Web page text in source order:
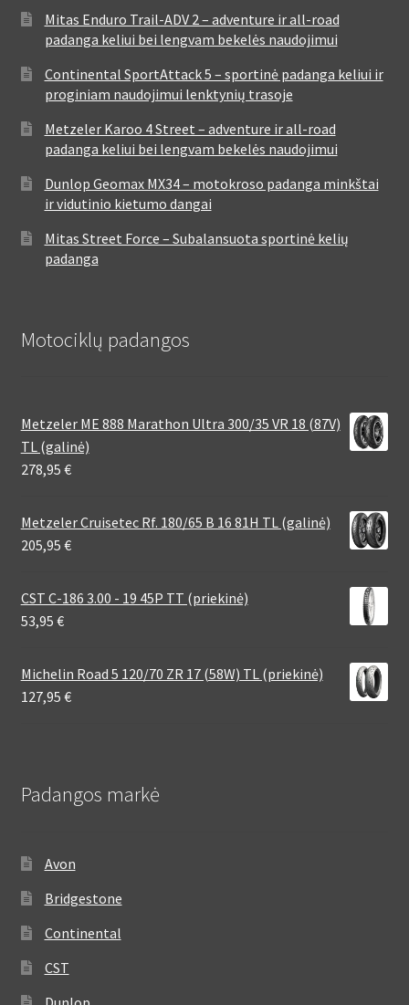
Mitas Enduro Trail-ADV 2 – adventure ir all-road
padanga keliui bei lengvam bekelės naudojimui
Continental SportAttack 5 – sportinė padanga keliui ir
proginiam naudojimui lenktynių trasoje
Metzeler Karoo 4 Street – adventure ir all-road
padanga keliui bei lengvam bekelės naudojimui
Dunlop Geomax MX34 – motokroso padanga minkštai
ir vidutinio kietumo dangai
Mitas Street Force – Subalansuota sportinė kelių
padanga
Motociklų padangos
Metzeler ME 888 Marathon Ultra 300/35 VR 18 (87V)
TL (galinė)
278,95 €
Metzeler Cruisetec Rf. 180/65 B 16 81H TL (galinė)
205,95 €
CST C-186 3.00 - 19 45P TT (priekinė)
53,95 €
Michelin Road 5 120/70 ZR 17 (58W) TL (priekinė)
127,95 €
Padangos markė
Avon
Bridgestone
Continental
CST